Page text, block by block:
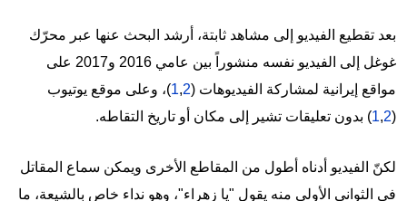
بعد تقطيع الفيديو إلى مشاهد ثابتة، أرشد البحث عنها عبر محرّك
غوغل إلى الفيديو نفسه منشوراً بين عامي 2016 و2017 على
مواقع إيرانية لمشاركة الفيديوهات (
1,2
)، وعلى موقع يوتيوب
(
1,2
) بدون تعليقات تشير إلى مكان أو تاريخ التقاطه.
لكنّ الفيديو أدناه أطول من المقاطع الأخرى ويمكن سماع المقاتل
في الثواني الأولى منه يقول "يا زهراء"، وهو نداء خاص بالشيعة، ما